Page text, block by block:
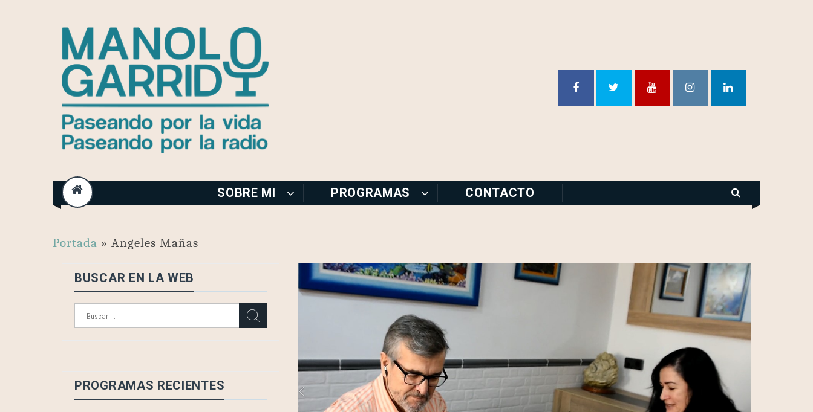
content
SOBRE MI PROGRAMAS CONTACTO
Portada » Angeles Mañas
BUSCAR EN LA WEB
PROGRAMAS RECIENTES